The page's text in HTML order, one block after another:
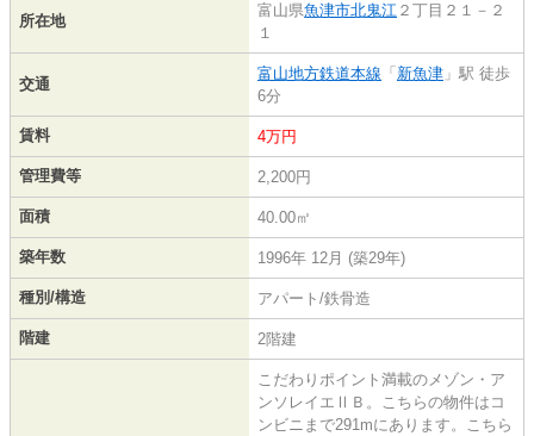
所在地
富山県魚津市北鬼江 ２丁目２１－２
１
交通
富山地方鉄道本線 「 新魚津 」駅 徒歩
6分
賃料 4万円
管理費等 2,200円
面積 40.00㎡
築年数 1996年 12月 (築29年)
種別/構造 アパート/鉄骨造
階建 2階建
こだわりポイント満載のメゾン・ア
ンソレイエⅡＢ。こちらの物件はコ
ンビニまで291mにあります。こちら